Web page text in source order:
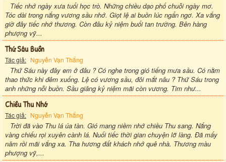
Tiếc nhớ ngày xưa tuổi học trò. Những chiều dạo phố chuỗi ngày mơ.
Tóc dài trong nắng vương sầu nhớ. Giọt lệ ai buồn lúc ngẩn ngơ. Xa vắng
giờ đây tiếc nhớ thương. Còn đâu kỷ niệm buổi tan trường. Bên hàng
phượng vỹ...
Thứ Sáu Buồn
Tác giả: Nguyễn Vạn Thắng
Thứ Sáu này đây em ở đâu ? Có nghe trong gió tiếng mưa sầu. Có nằm
thao thức khi đêm xuống. Lệ có vương sầu, đôi mắt nâu ? Thứ Sáu trong
anh những nỗi buồn. Sầu giăng kỷ niệm mãi còn vương. Tim như...
Chiều Thu Nhớ
Tác giả: Nguyễn Vạn Thắng
Trời đã vào Thu lá úa tàn. Gió mang niềm nhớ chiều Thu sang. Nắng
vàng chiếu rọi xuyên cành lá. Nuối tiếc thời gian chuyện lỡ làng. Đã mấy
năm rồi mãi vắng xa. Tha hương đất khách nhớ quê nhà. Thương màu
phượng vỹ,...